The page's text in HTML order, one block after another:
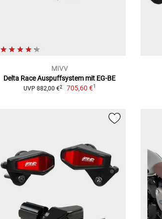
MIVV
Delta Race Auspuffsystem mit EG-BE
UVP 882,00 €2 705,60 €1